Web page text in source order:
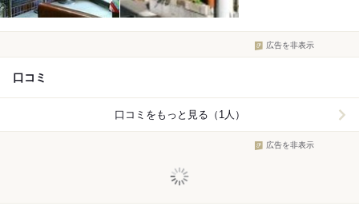
広告を非表示
口コミ
口コミをもっと見る（1人）
広告を非表示